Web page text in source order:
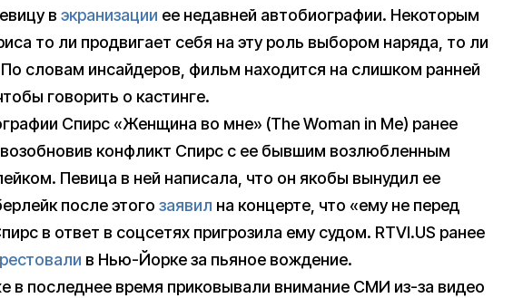
в экранизации ее недавней автобиографии. Некоторым
то ли продвигает себя на эту роль выбором наряда, то ли
словам инсайдеров, фильм находится на слишком ранней
говорить о кастинге.
Спирс «Женщина во мне» (The Woman in Me) ранее
возобновив конфликт Спирс с ее бывшим возлюбленным
Певица в ней написала, что он якобы вынудил ее
после этого заявил на концерте, что «ему не перед
в ответ в соцсетях пригрозила ему судом. RTVI.US ранее
в Нью-Йорке за пьяное вождение.
в последнее время приковывали внимание СМИ из-за видео